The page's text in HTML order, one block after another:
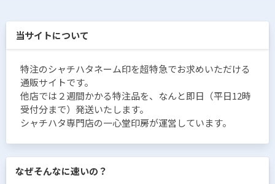
当サイトについて
特注のシャチハタネーム印を超特急でお求めいただける
通販サイトです。
他店では２週間かかる特注品を、なんと即日（平日12時
受付分まで）発送いたします。
シャチハタ専門店の一心堂印房が運営しています。
なぜそんなに速いの？